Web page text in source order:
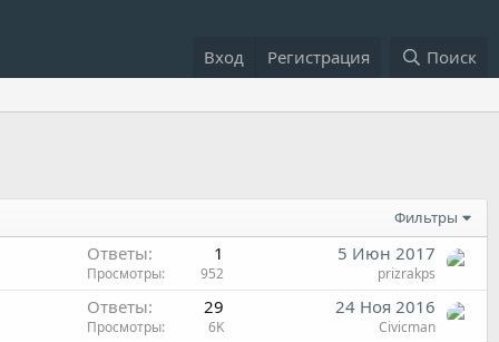
Вход Регистрация Поиск
Фильтры
Ответы 1
Просмотры 952
5 Июн 2017
prizrakps
Ответы 29
Просмотры 6K
24 Ноя 2016
Civicman